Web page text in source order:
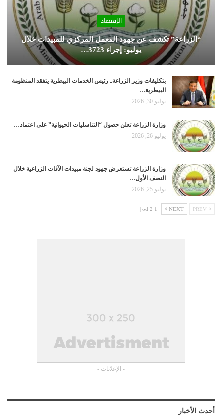
الإقتصاد
“الزراعة” تكشف عن جهود المعمل المركزي للمبيدات خلال
يوليو: إجراء 3723…
بتكليفات وزير الزراعة.. رئيس الخدمات البيطرية يتفقد المنظومة
البيطرية…
يوليو 30, 2026
وزارة الزراعة تعلن حصول “التناسليات الحيوانية” على اعتماد…
يوليو 26, 2026
وزارة الزراعة تستعرض جهود لجنة مبيدات الآفات الزراعية خلال
النصف الأول…
يوليو 25, 2026
NEXT
1 od 2 |
- الإعلانات -
أحدث الأخبار